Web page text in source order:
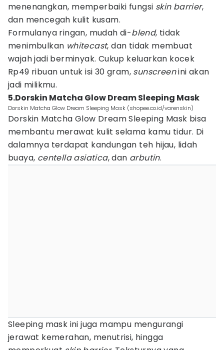
menenangkan, memperbaiki fungsi skin barrier,
dan mencegah kulit kusam.
Formulanya ringan, mudah di-blend, tidak
menimbulkan whitecast, dan tidak membuat
wajah jadi berminyak. Cukup keluarkan kocek
Rp49 ribuan untuk isi 30 gram, sunscreenini akan
jadi milikmu.
5.Dorskin Matcha Glow Dream Sleeping Mask
Dorskin Matcha Glow Dream Sleeping Mask (shopee.co.id/varenskin)
Dorskin Matcha Glow Dream Sleeping Mask bisa
membantu merawat kulit selama kamu tidur. Di
dalamnya terdapat kandungan teh hijau, lidah
buaya, centella asiatica, dan arbutin.
Sleeping mask ini juga mampu mengurangi
jerawat kemerahan, menutrisi, hingga